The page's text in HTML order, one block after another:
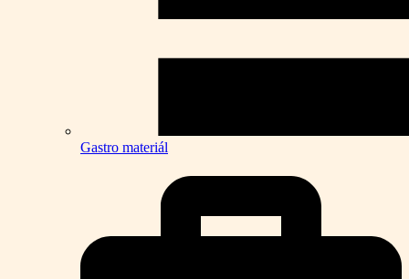
Gastro materiál